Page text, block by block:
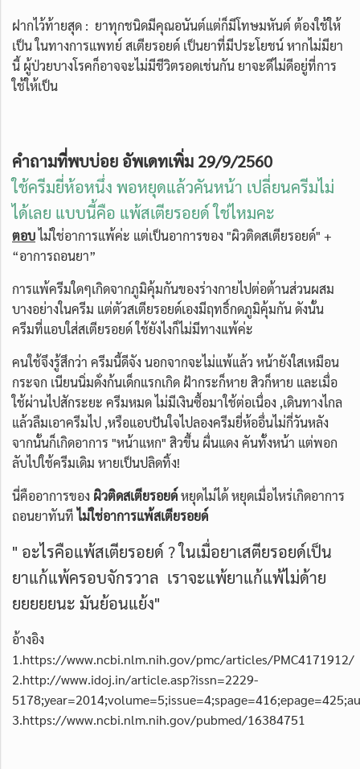
ฝากไว้ท้ายสุด : ยาทุกชนิดมีคุณอนันต์แต่ก็มีโทษมหันต์ ต้องใช้ให้
เป็น ในทางการแพทย์ สเตียรอยด์ เป็นยาที่มีประโยชน์ หากไม่มียา
นี้ ผู้ป่วยบางโรคก็อาจจะไม่มีชีวิตรอดเช่นกัน ยาจะดีไม่ดีอยู่ที่การ
ใช้ให้เป็น
คำถามที่พบบ่อย อัพเดทเพิ่ม 29/9/2560
ใช้ครีมยี่ห้อหนึ่ง พอหยุดแล้วคันหน้า เปลี่ยนครีมไม่
ได้เลย แบบนี้คือ แพ้สเตียรอยด์ ใช่ไหมคะ
ตอบไม่ใช่อาการแพ้ค่ะ แต่เป็นอาการของ "ผิวติดสเตียรอยด์" +
“อาการถอนยา”
การแพ้ครีมใดๆเกิดจากภูมิคุ้มกันของร่างกายไปต่อต้านส่วนผสม
บางอย่างในครีม แต่ตัวสเตียรอยด์เองมีฤทธิ์กดภูมิคุ้มกัน ดังนั้น
ครีมที่แอบใส่สเตียรอยด์ ใช้ยังไงก็ไม่มีทางแพ้ค่ะ
คนใช้จึงรู้สึกว่า ครีมนี้ดีจัง นอกจากจะไม่แพ้แล้ว หน้ายังใสเหมือน
กระจก เนียนนิ่มดั่งก้นเด็กแรกเกิด ฝ้ากระก็หาย สิวก็หาย และเมื่อ
ใช้ผ่านไปสักระยะ ครีมหมด ไม่มีเงินซื้อมาใช้ต่อเนื่อง ,เดินทางไกล
แล้วลืมเอาครีมไป ,หรือแอบปันใจไปลองครีมยี่ห้ออื่นไม่กี่วันหลัง
จากนั้นก็เกิดอาการ "หน้าแหก" สิวขึ้น ผื่นแดง คันทั้งหน้า แต่พอก
ลับไปใช้ครีมเดิม หายเป็นปลิดทิ้ง!
นี่คืออาการของ ผิวติดสเตียรอยด์หยุดไม่ได้ หยุดเมื่อไหร่เกิดอาการ
ถอนยาทันทีไม่ใช่อาการแพ้สเตียรอยด์
" อะไรคือแพ้สเตียรอยด์ ? ในเมื่อยาเสตียรอยด์เป็น
ยาแก้แพ้ครอบจักรวาล เราจะแพ้ยาแก้แพ้ไม่ด้าย
ยยยยยนะ มันย้อนแย้ง"
อ้างอิง
1.https://www.ncbi.nlm.nih.gov/pmc/articles/PMC4171912/
2.http://www.idoj.in/article.asp?issn=2229-
3.https://www.ncbi.nlm.nih.gov/pubmed/16384751